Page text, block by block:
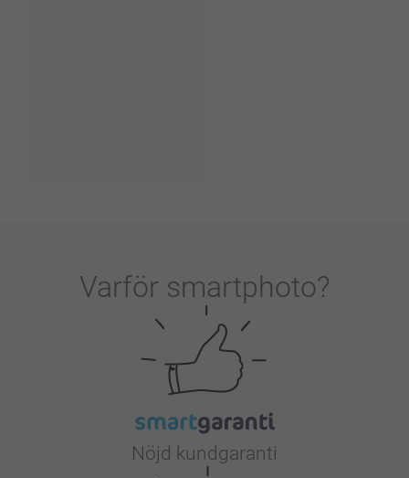
Varför smartphoto?
Nöjd kundgaranti